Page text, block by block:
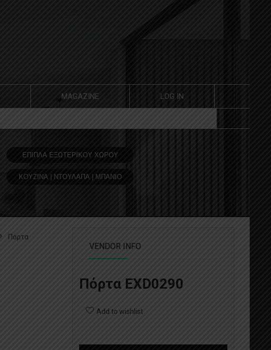
MAGAZINE LOG IN
ΕΠΙΠΛΑ ΕΞΩΤΕΡΙΚΟΥ ΧΩΡΟΥ
ΚΟΥΖΙΝΑ | ΝΤΟΥΛΑΠΑ | ΜΠΑΝΙΟ
Πόρτα
VENDOR INFO
Πόρτα EXD0290
Add to wishlist